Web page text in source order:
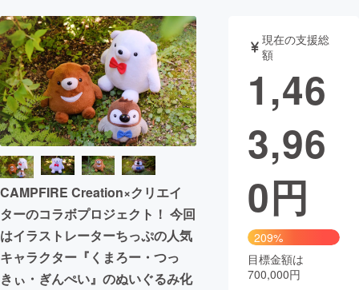
CAMPFIRE Creation×クリエイ
ターのコラボプロジェクト！ 今回
はイラストレーターちっぷの人気
キャラクター『くまろー・つっ
きぃ・ぎんぺい』のぬいぐるみ化
現在の支援総
額
1,46
3,96
0円
209%
目標金額は
700,000円